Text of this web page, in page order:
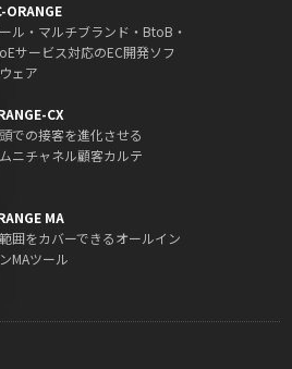
ORANGE
ル・マルチブランド・BtoB・
サービス対応のEC開発ソフ
ェア
CX
での接客を進化させる
ニチャネル顧客カルテ
MA
囲をカバーできるオールイン
MAツール